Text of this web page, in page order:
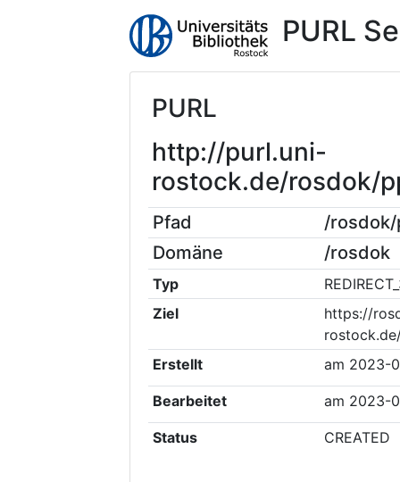
PURL
PURL
http://purl.uni-
rostock.de/rosdok/
Pfad
/rosdok/
Domäne
/rosdok
Typ
Ziel
https://
Erstellt
am 2023-
Bearbeitet am 2023-
Status CREATED